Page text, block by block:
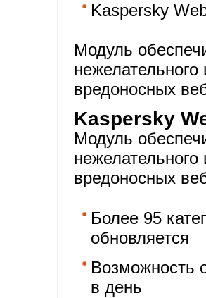
Kaspersky
Модуль
вредоносных
Kaspersky
Модуль
вредоносных
Более 95
обновляется
Возможность
в день